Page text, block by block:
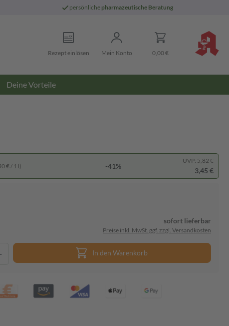
persönliche pharmazeutische Beratung
Rezept einlösen Mein Konto 0,00 €
Deine Vorteile
€ / 1 l) -41%
UVP: 5,82 €
3,45 €
sofort lieferbar
Preise inkl. MwSt. ggf. zzgl. Versandkosten
In den Warenkorb